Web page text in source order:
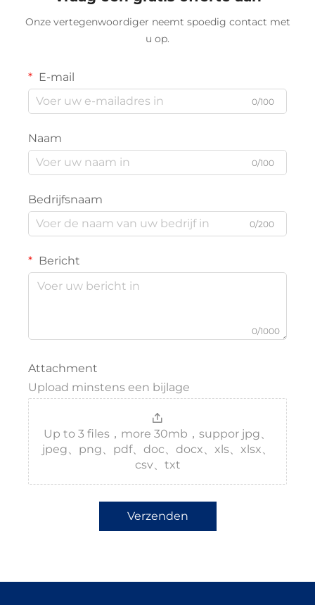
Onze vertegenwoordiger neemt spoedig contact met
u op.
E-mail
0/100
Naam
0/100
Bedrijfsnaam
0/200
Bericht
0/1000
Attachment
Upload minstens een bijlage
Up to 3 files，more 30mb，suppor jpg、
jpeg、png、pdf、doc、docx、xls、xlsx、
csv、txt
Verzenden